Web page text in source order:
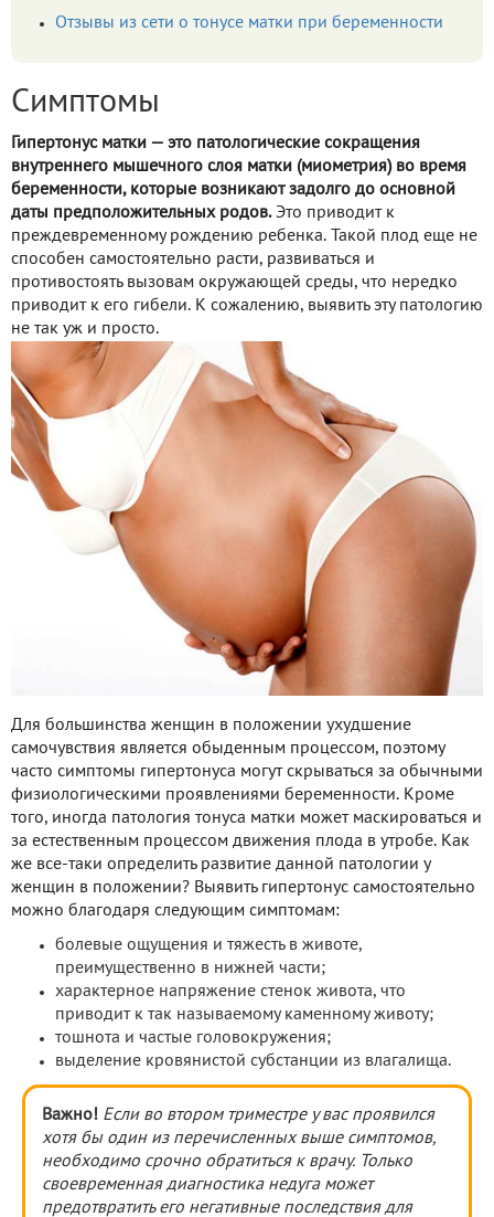
Отзывы из сети о тонусе матки при беременности
Симптомы
Гипертонус матки — это патологические сокращения
внутреннего мышечного слоя матки (миометрия) во время
беременности, которые возникают задолго до основной
даты предположительных родов. Это приводит к
преждевременному рождению ребенка. Такой плод еще не
способен самостоятельно расти, развиваться и
противостоять вызовам окружающей среды, что нередко
приводит к его гибели. К сожалению, выявить эту патологию
не так уж и просто.
Для большинства женщин в положении ухудшение
самочувствия является обыденным процессом, поэтому
часто симптомы гипертонуса могут скрываться за обычными
физиологическими проявлениями беременности. Кроме
того, иногда патология тонуса матки может маскироваться и
за естественным процессом движения плода в утробе. Как
же все-таки определить развитие данной патологии у
женщин в положении? Выявить гипертонус самостоятельно
можно благодаря следующим симптомам:
болевые ощущения и тяжесть в животе,
преимущественно в нижней части;
характерное напряжение стенок живота, что
приводит к так называемому каменному животу;
тошнота и частые головокружения;
выделение кровянистой субстанции из влагалища.
Важно! Если во втором триместре у вас проявился
хотя бы один из перечисленных выше симптомов,
необходимо срочно обратиться к врачу. Только
своевременная диагностика недуга может
предотвратить его негативные последствия для